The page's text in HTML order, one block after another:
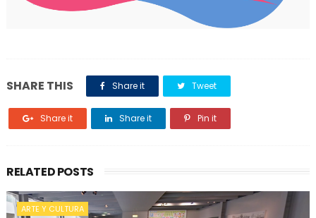
SHARE THIS Share it Tweet
Share it Share it Pin it
RELATED POSTS
ARTE Y CULTURA